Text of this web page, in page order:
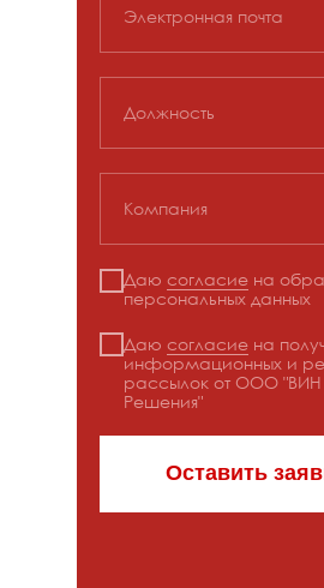
https://
Электронная почта
Должность
Компания
Даю согласие на
персональных данных
Даю согласие на
информационных и
рассылок от ООО "ВИН
Решения"
Оставить